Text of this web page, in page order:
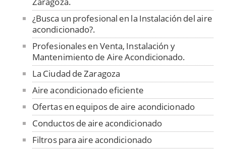
¿Busca un profesional en la Instalación del aire
acondicionado?.
Profesionales en Venta, Instalación y
Mantenimiento de Aire Acondicionado.
La Ciudad de Zaragoza
Aire acondicionado eficiente
Ofertas en equipos de aire acondicionado
Conductos de aire acondicionado
Filtros para aire acondicionado